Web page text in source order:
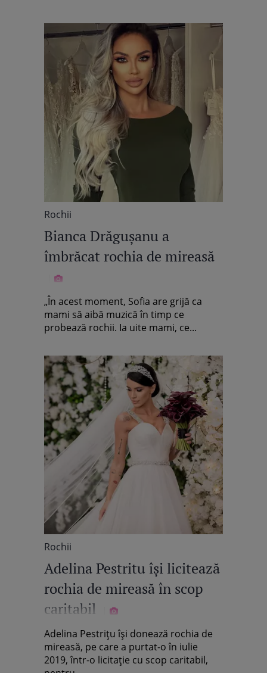
Rochii
Bianca Drăgușanu a
îmbrăcat rochia de mireasă
„În acest moment, Sofia are grijă ca
mami să aibă muzică în timp ce
probează rochii. Ia uite mami, ce...
Rochii
Adelina Pestritu își licitează
rochia de mireasă în scop
caritabil
Adelina Pestrițu își donează rochia de
mireasă, pe care a purtat-o în iulie
2019, într-o licitație cu scop caritabil,